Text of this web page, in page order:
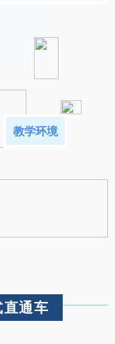
教学环境
通车